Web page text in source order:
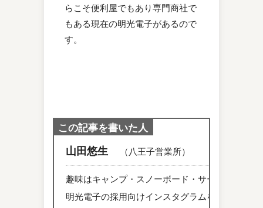
らこそ便利屋でもあり専門商社で
もある現在の明光電子があるので
す。
この記事を書いた人
山田悠生 （八王子営業所）
趣味はキャンプ・スノーボード・サーフィンです
明光電子の採用向けインスタグラムをゆる～く更